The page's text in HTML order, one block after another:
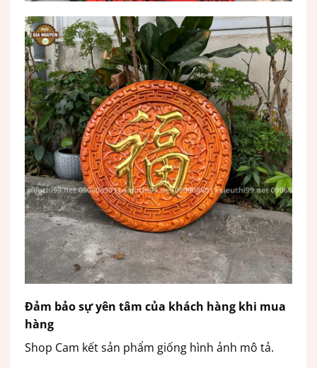
Đảm bảo sự yên tâm của khách hàng khi mua
hàng
Shop Cam kết sản phẩm giống hình ảnh mô tả.